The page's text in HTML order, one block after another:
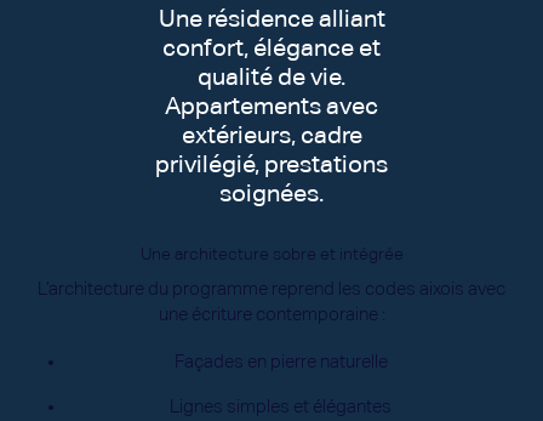
Une résidence alliant
confort, élégance et
qualité de vie.
Appartements avec
extérieurs, cadre
privilégié, prestations
soignées.
Une architecture sobre et intégrée
L’architecture du programme reprend les codes aixois avec
une écriture contemporaine :
Façades en pierre naturelle
Lignes simples et élégantes